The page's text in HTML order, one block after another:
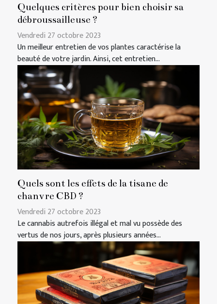
Quelques critères pour bien choisir sa
débroussailleuse ?
Vendredi 27 octobre 2023
Un meilleur entretien de vos plantes caractérise la
beauté de votre jardin. Ainsi, cet entretien...
Quels sont les effets de la tisane de
chanvre CBD ?
Vendredi 27 octobre 2023
Le cannabis autrefois illégal et mal vu possède des
vertus de nos jours, après plusieurs années...